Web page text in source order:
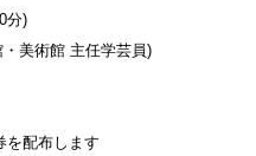
分)
美術館 主任学芸員)
を配布します